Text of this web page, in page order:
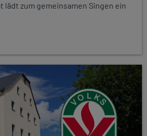
lädt zum gemeinsamen Singen ein